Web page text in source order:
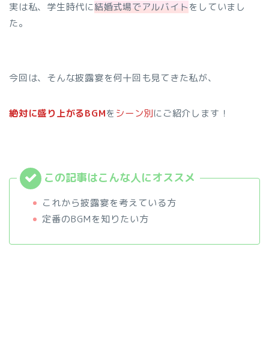
実は私、学生時代に結婚式場でアルバイトをしていまし
た。
今回は、そんな披露宴を何十回も見てきた私が、
絶対に盛り上がるBGMを シーン別にご紹介します！
これから披露宴を考えている方
定番のBGMを知りたい方